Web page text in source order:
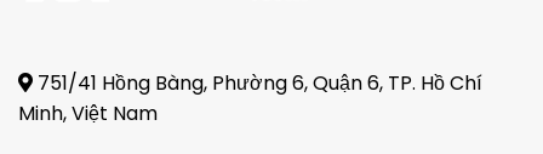
751/41 Hồng Bàng, Phường 6, Quận 6, TP. Hồ Chí
Minh, Việt Nam